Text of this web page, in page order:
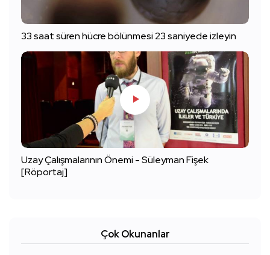
33 saat süren hücre bölünmesi 23 saniyede izleyin
Uzay Çalışmalarının Önemi - Süleyman Fişek
[Röportaj]
Çok Okunanlar